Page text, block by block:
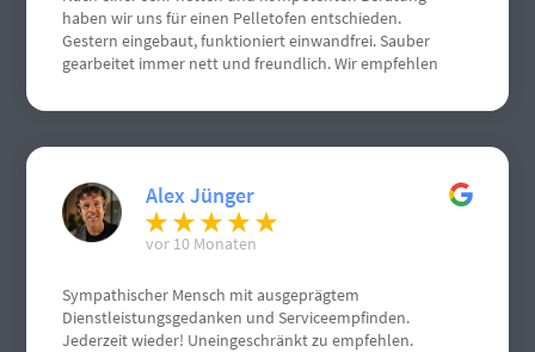
haben wir uns für einen Pelletofen entschieden.
Gestern eingebaut, funktioniert einwandfrei. Sauber
gearbeitet immer nett und freundlich. Wir empfehlen
Geschäfte. Grüße aus Gau Algesheim
Alex Jünger
vor 10 Monaten
Sympathischer Mensch mit ausgeprägtem
Dienstleistungsgedanken und Serviceempfinden.
Jederzeit wieder! Uneingeschränkt zu empfehlen.